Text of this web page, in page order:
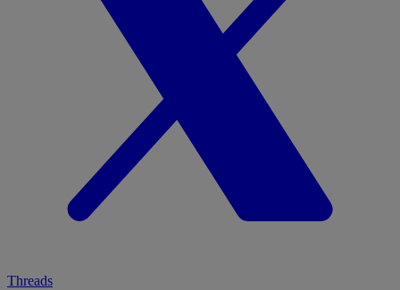
Threads